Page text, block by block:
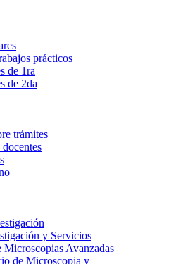
prácticos
de 1ra
de 2da
trámites
y Servicios
Microscopias Avanzadas
de Microscopia y